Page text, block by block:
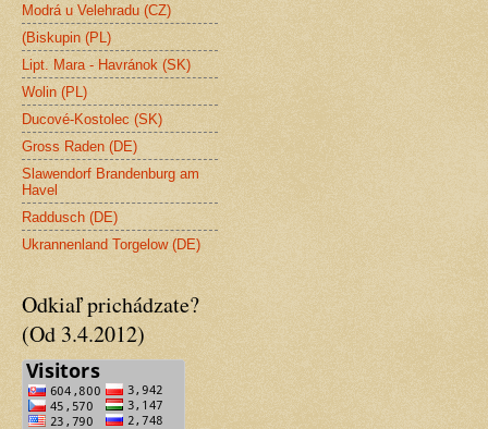
Modrá u Velehradu (CZ)
(Biskupin (PL)
Lipt. Mara - Havránok (SK)
Wolin (PL)
Ducové-Kostolec (SK)
Gross Raden (DE)
Slawendorf Brandenburg am
Havel
Raddusch (DE)
Ukrannenland Torgelow (DE)
Odkiaľ prichádzate?
(Od 3.4.2012)